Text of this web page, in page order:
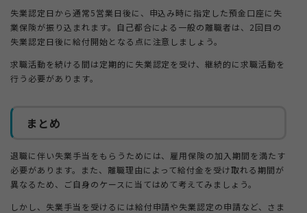
失業認定日から通常5営業日後に、申込み時に指定した預金口座に失
業保険が振り込まれます。自己都合による一般の離職者は、2回目の
失業認定日後に給付開始となる点に注意しましょう。
求職活動を続ける間は定期的に失業認定を受け、継続的に求職活動を
行う必要があります。
まとめ
退職に伴い失業手当をもらうためには、雇用保険の加入期間を満たす
必要があります。また、離職理由によって給付金を受け取れる期間が
異なるため、ご自身のケースに当てはめて考えてみましょう。
しかし、失業手当を受けるには給付申請や失業認定の申請など、さま